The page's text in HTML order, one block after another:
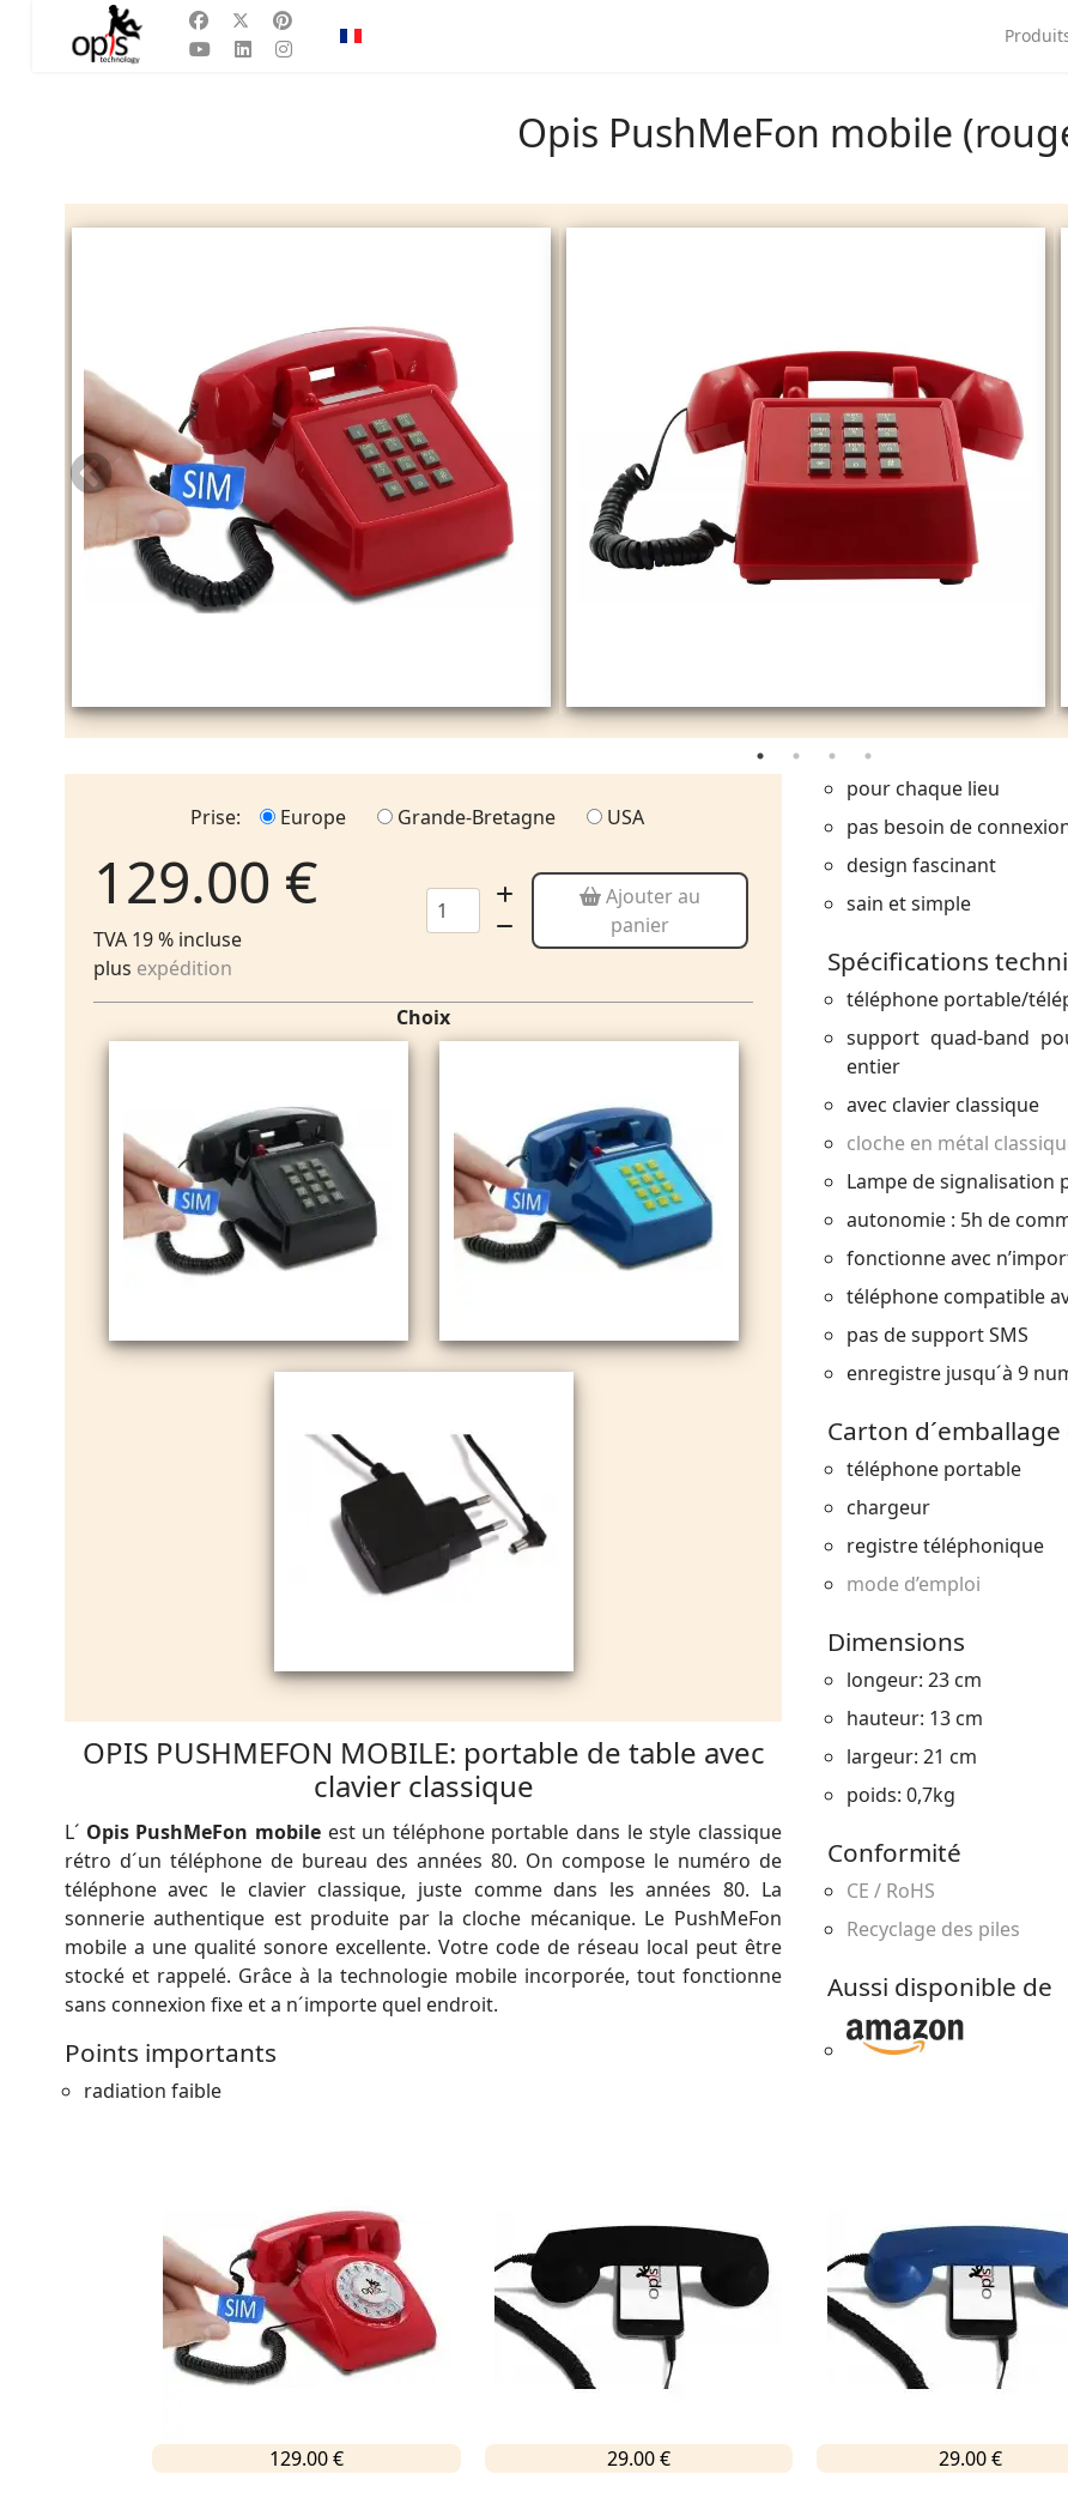
Sélectionnez votre langue
Opis PushMeFon mobile
Prise: Europe Grande-Bretagne USA
129.00 €
TVA 19 % incluse
plus expédition
Ajouter au
panier
Choix
OPIS PUSHMEFON MOBILE: portable de table avec
clavier classique
L´ Opis PushMeFon mobile est un téléphone portable dans le style classique
rétro d´un téléphone de bureau des années 80. On compose le numéro de
téléphone avec le clavier classique, juste comme dans les années 80. La
sonnerie authentique est produite par la cloche mécanique. Le PushMeFon
mobile a une qualité sonore excellente. Votre code de réseau local peut être
stocké et rappelé. Grâce à la technologie mobile incorporée, tout fonctionne
sans connexion fixe et a n´importe quel endroit.
Points importants
radiation faible
pour chaque lieu
pas besoin de
design fascinant
sain et simple
Spécifications
téléphone portable/
support quad-band
entier
avec clavier classique
cloche en métal
Lampe de signalisation
autonomie : 5h de
fonctionne avec
téléphone compatible
pas de support SMS
enregistre jusqu´à 9
Carton
téléphone portable
chargeur
registre téléphonique
mode d’emploi
Dimensions
longeur: 23 cm
hauteur: 13 cm
largeur: 21 cm
poids: 0,7kg
Conformité
CE / RoHS
Recyclage des piles
Aussi disponible de
129.00 € 29.00 € 29.00 €